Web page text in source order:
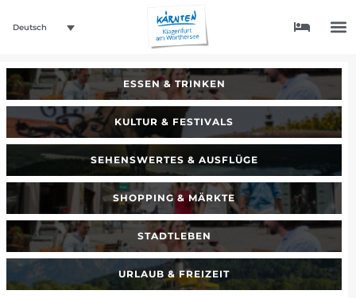
Deutsch
ESSEN & TRINKEN
KULTUR & FESTIVALS
SEHENSWERTES & AUSFLÜGE
SHOPPING & MÄRKTE
STADTLEBEN
URLAUB & FREIZEIT